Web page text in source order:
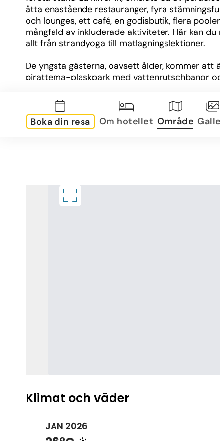
åtta enastående restauranger, fyra
och lounges, ett café, en godisbutik, flera
mångfald av inkluderade aktiviteter. Här kan du
allt från strandyoga till matlagningslektioner.
De yngsta gästerna, oavsett ålder, kommer att
pirattema-plaskpark med vattenrutschbanor
fitnesscenter och varierande gruppträningspass
chans att hålla igång, medan vårt kostnadsfria
hydroterapiområde på Aura Spa ger en skön
firar en speciell händelse som ett bröllop eller
ett affärsmöte, erbjuder vi anpassningsbara all-
Boka din resa Om hotellet Område
Klimat och väder
JAN 2026